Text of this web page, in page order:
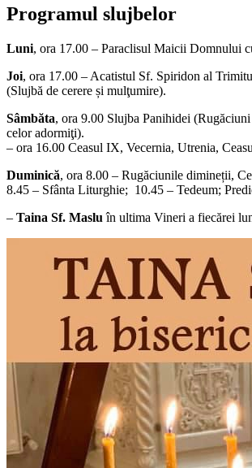
Programul slujbelor
Luni, ora 17.00 – Paraclisul Maicii Domnului
Joi, ora 17.00 – Acatistul Sf. Spiridon al
(Slujbă de cerere și mulţumire).
Sâmbăta, ora 9.00 Slujba Panihidei
celor adormiţi).
– ora 16.00 Ceasul IX, Vecernia, Utrenia,
Duminică, ora 8.00 – Rugăciunile dimineții,
8.45 – Sfânta Liturghie; 10.45 – Tedeum;
– Taina Sf. Maslu în ultima Vineri a fiecărei